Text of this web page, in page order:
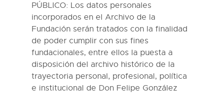
PÚBLICO: Los datos personales
incorporados en el Archivo de la
Fundación serán tratados con la finalidad
de poder cumplir con sus fines
fundacionales, entre ellos la puesta a
disposición del archivo histórico de la
trayectoria personal, profesional, política
e institucional de Don Felipe González